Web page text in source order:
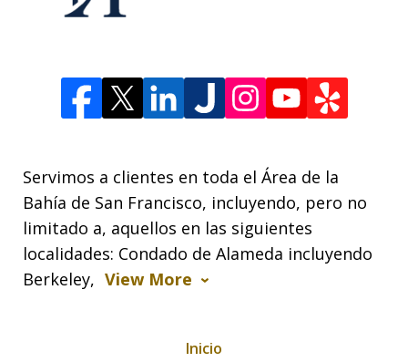
Servimos a clientes en toda el Área de la
Bahía de San Francisco, incluyendo, pero no
limitado a, aquellos en las siguientes
localidades: Condado de Alameda incluyendo
Berkeley, View More
Inicio